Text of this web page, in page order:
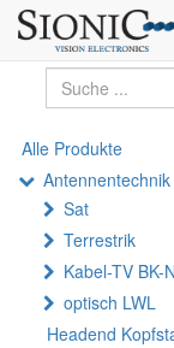
Alle Produkte
Antennentechnik
Sat
Terrestrik
Kabel-TV BK-
optisch LWL
Headend